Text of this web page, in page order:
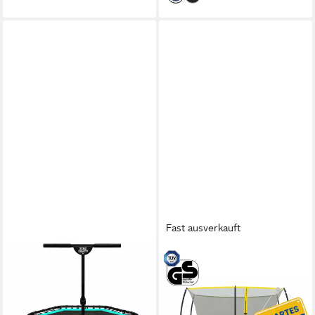
Höhenverstellbarer Haltegriff
Fast ausverkauft
ZERO GRAVITY
Gartentrampolin
305x213/366x244/457x366
cm, Ovales Trampolin inkl.